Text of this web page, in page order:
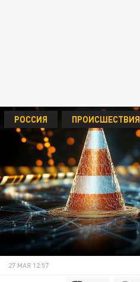
РОССИЯ ПРОИСШЕСТВИЯ
27 МАЯ 12:57